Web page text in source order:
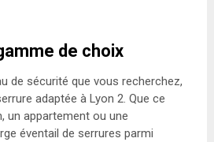
de choix
de sécurité que vous recherchez,
adaptée à Lyon 2. Que ce
un appartement ou une
éventail de serrures parmi